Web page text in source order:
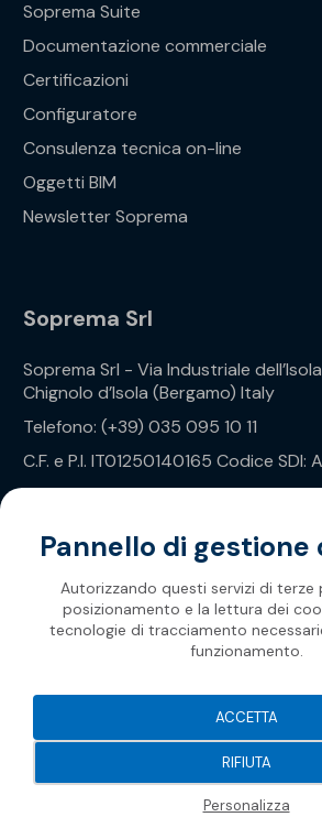
Soprema Suite
Documentazione commerciale
Certificazioni
Configuratore
Consulenza tecnica on-line
Oggetti BIM
Newsletter Soprema
Soprema Srl
Soprema Srl - Via Industriale
Chignolo d’Isola (Bergamo) Italy
Telefono: (+39) 035 095 10 11
C.F. e P.I. IT01250140165 Codice SDI:
Privacy Policy
Soprema 2026
Pannello di
Autorizzando questi servizi di terze
posizionamento e la lettura dei
tecnologie di tracciamento
funzionamento.
RIFIUTA
Personalizza
ACCETTA